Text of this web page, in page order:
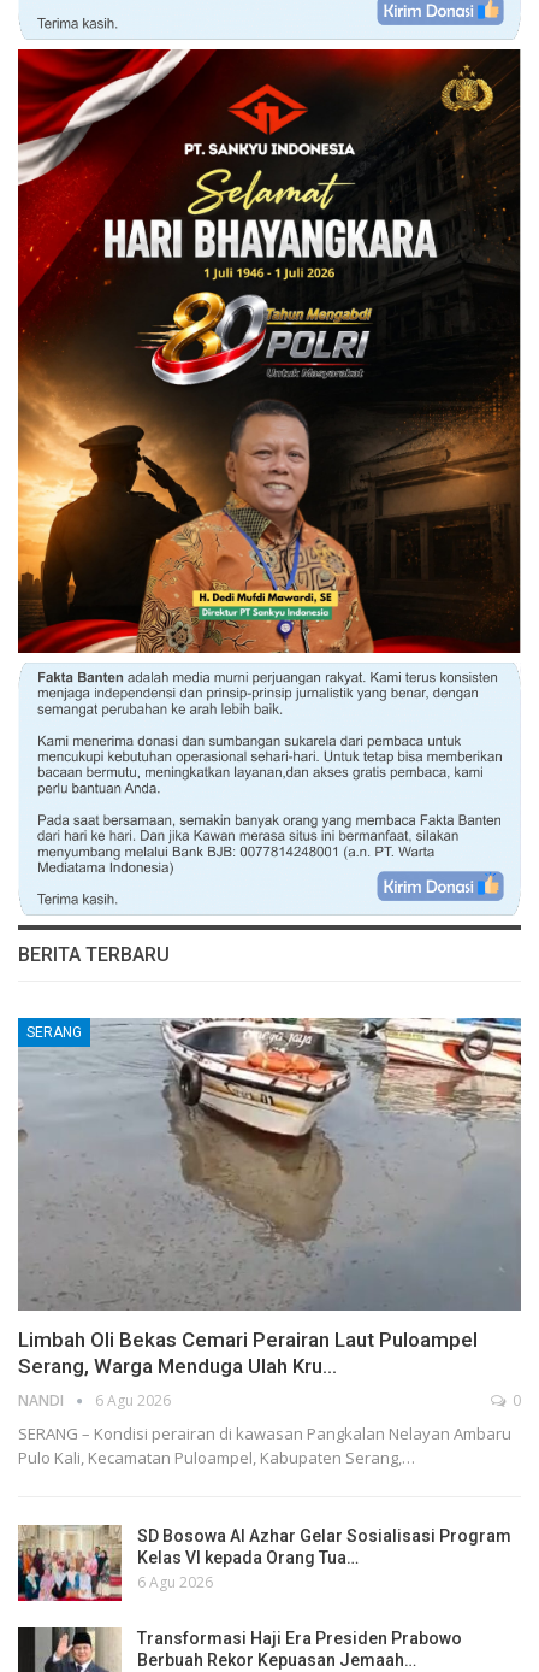
BERITA TERBARU
SERANG
Limbah Oli Bekas Cemari Perairan Laut Puloampel
Serang, Warga Menduga Ulah Kru…
NANDI 6 Agu 2026 0
SERANG – Kondisi perairan di kawasan Pangkalan Nelayan Ambaru
Pulo Kali, Kecamatan Puloampel, Kabupaten Serang,…
SD Bosowa Al Azhar Gelar Sosialisasi Program
Kelas VI kepada Orang Tua…
6 Agu 2026
Transformasi Haji Era Presiden Prabowo
Berbuah Rekor Kepuasan Jemaah…